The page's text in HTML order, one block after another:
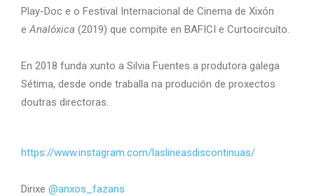
Play-Doc e o Festival Internacional de Cinema de Xixón
eAnalóxica (2019) que compite en BAFICI e Curtocircuíto.
En 2018 funda xunto a Silvia Fuentes a produtora galega
Sétima, desde onde traballa na produción de proxectos
doutras directoras.
https://www.instagram.com/laslineasdiscontinuas/
Dirixe @anxos_fazans